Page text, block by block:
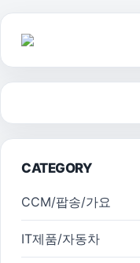
CATEGORY
CCM/팝송/가요
IT제품/자동차